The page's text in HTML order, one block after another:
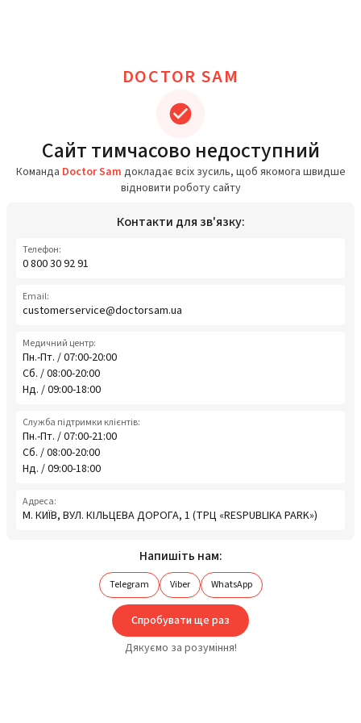
DOCTOR SAM
Сайт тимчасово недоступний
Команда Doctor Sam докладає всіх зусиль, щоб якомога швидше
відновити роботу сайту
Контакти для зв'язку:
Телефон:
0 800 30 92 91
Email:
customerservice@doctorsam.ua
Медичний центр:
Пн.-Пт. / 07:00-20:00
Сб. / 08:00-20:00
Нд. / 09:00-18:00
Служба підтримки клієнтів:
Пн.-Пт. / 07:00-21:00
Сб. / 08:00-20:00
Нд. / 09:00-18:00
Адреса:
М. КИЇВ, ВУЛ. КІЛЬЦЕВА ДОРОГА, 1 (ТРЦ «RESPUBLIKA PARK»)
Напишіть нам:
Telegram Viber WhatsApp
Спробувати ще раз
Дякуємо за розуміння!